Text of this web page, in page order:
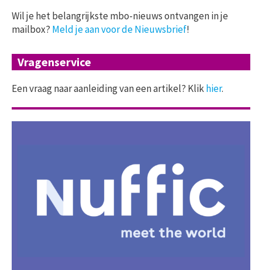
Wil je het belangrijkste mbo-nieuws ontvangen in je
mailbox? Meld je aan voor de Nieuwsbrief!
Vragenservice
Een vraag naar aanleiding van een artikel? Klikhier.